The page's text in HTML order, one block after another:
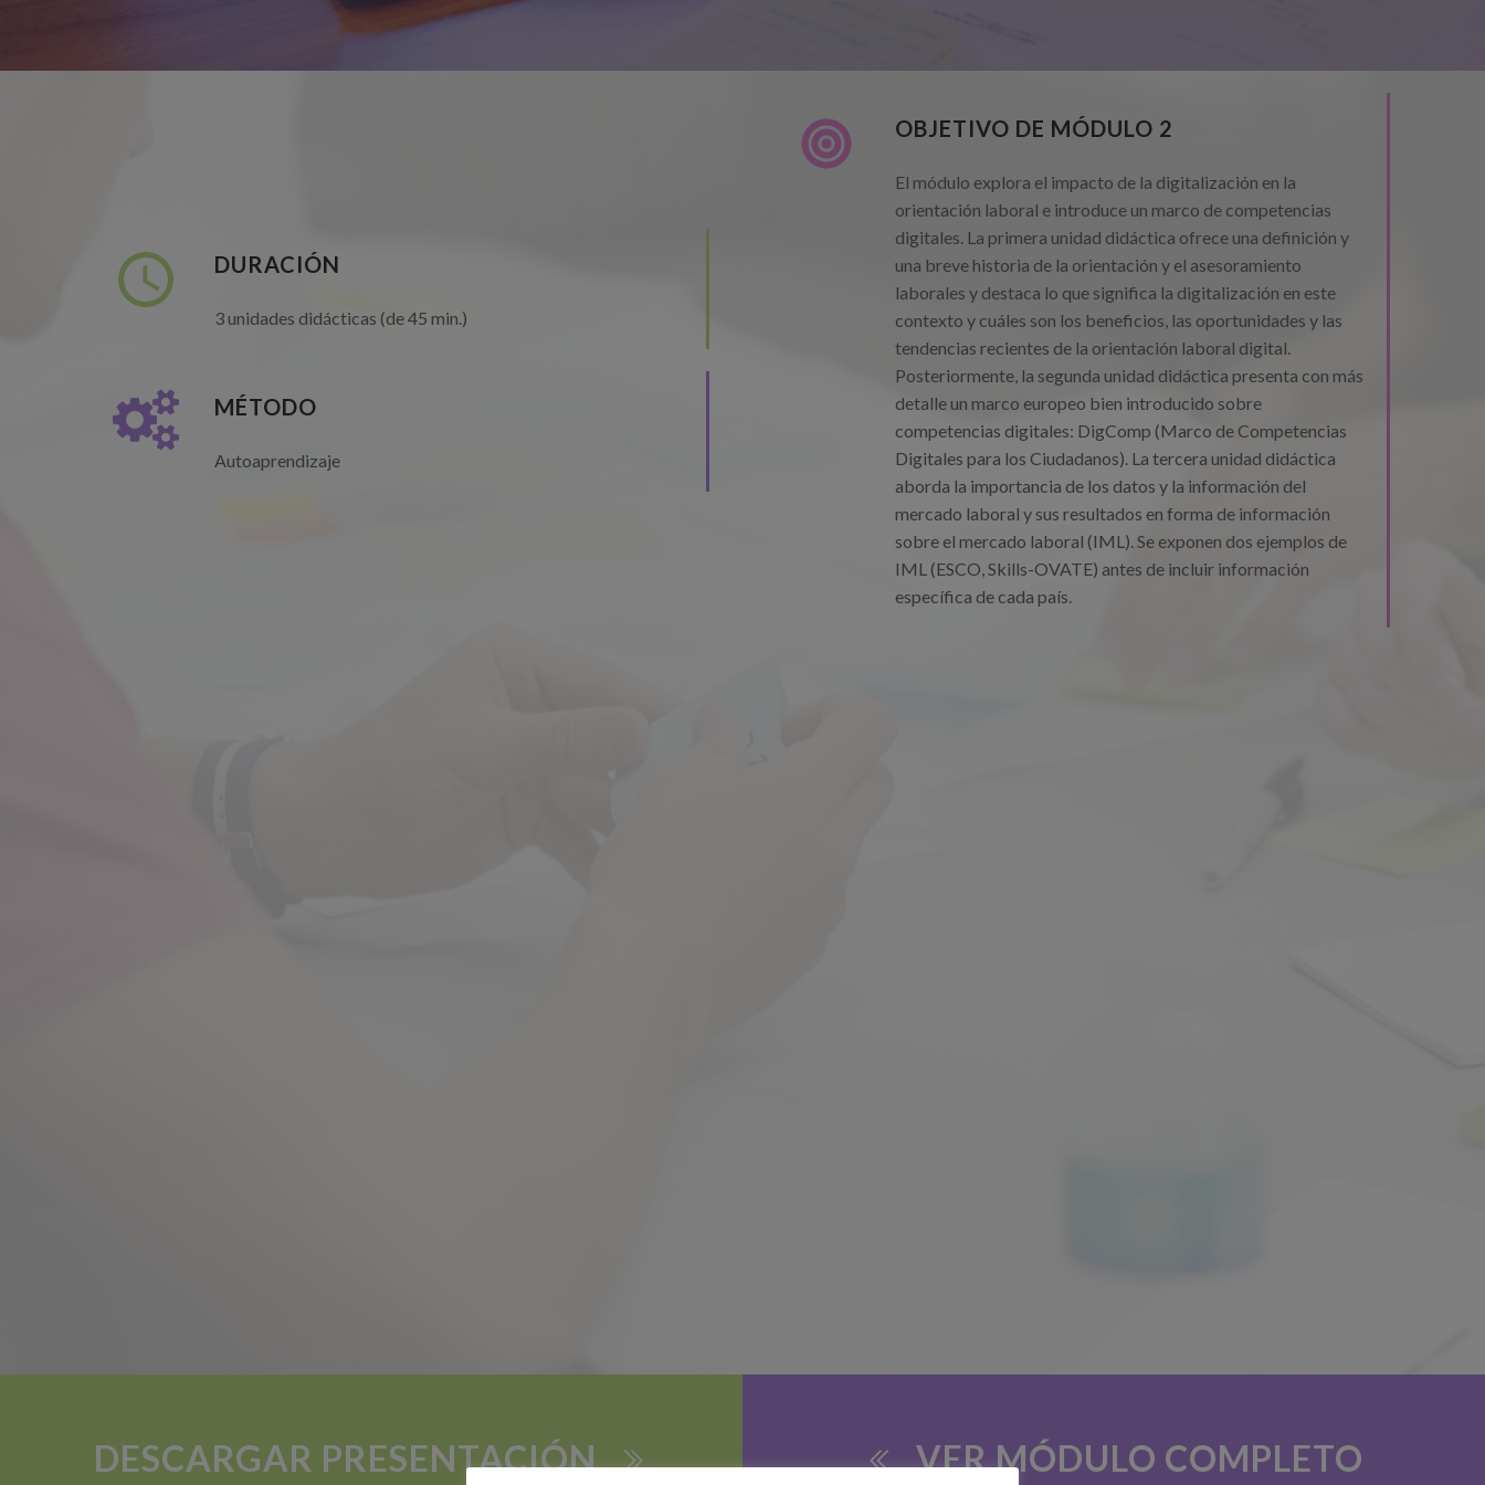
DURACIÓN
3 unidades didácticas (de 45 min.)
MÉTODO
Autoaprendizaje
OBJETIVO DE MÓDULO 2
El módulo explora el impacto de la digitalización en la
orientación laboral e introduce un marco de competencias
digitales. La primera unidad didáctica ofrece una definición y
una breve historia de la orientación y el asesoramiento
laborales y destaca lo que significa la digitalización en este
contexto y cuáles son los beneficios, las oportunidades y las
tendencias recientes de la orientación laboral digital.
Posteriormente, la segunda unidad didáctica presenta con más
detalle un marco europeo bien introducido sobre
competencias digitales: DigComp (Marco de Competencias
Digitales para los Ciudadanos). La tercera unidad didáctica
aborda la importancia de los datos y la información del
mercado laboral y sus resultados en forma de información
sobre el mercado laboral (IML). Se exponen dos ejemplos de
IML (ESCO, Skills-OVATE) antes de incluir información
específica de cada país.
DESCARGAR PRESENTACIÓN VER MÓDULO COMPLETO